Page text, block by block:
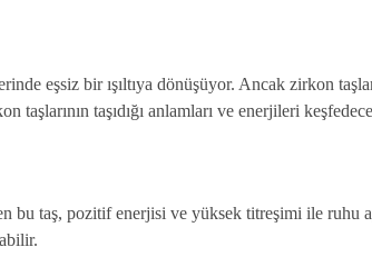
eşsiz bir ışıltıya dönüşüyor. Ancak zirkon
taşlarının taşıdığı anlamları ve enerjileri
bu taş, pozitif enerjisi ve yüksek titreşimi ile